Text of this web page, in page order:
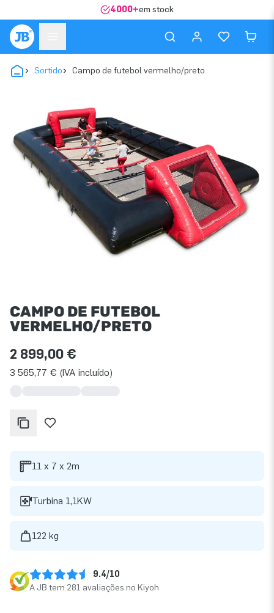
4000+em stock
Sortido Campo de futebol vermelho/preto
CAMPO DE FUTEBOL
VERMELHO/PRETO
2 899,00 €
3 565,77 € (IVA incluído)
11 x 7 x 2m
Turbina 1,1KW
122 kg
9.4/10
A JB tem 281 avaliações no Kiyoh